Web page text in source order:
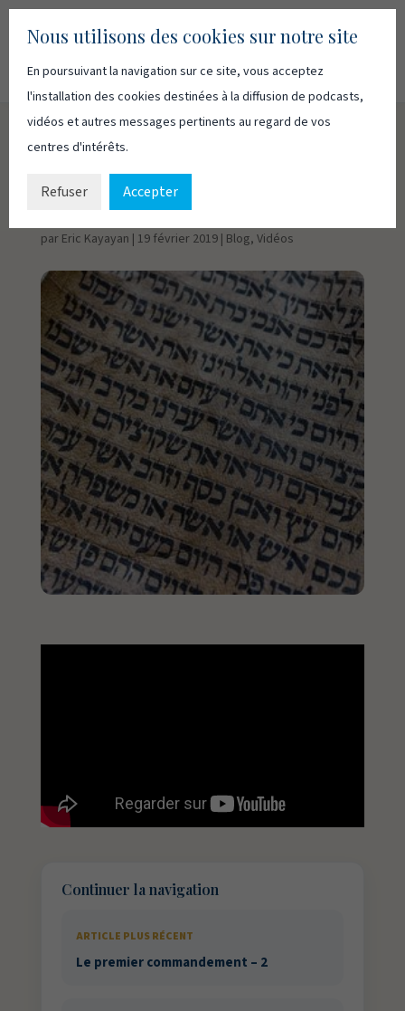
Le premier
commandement – 1
par Eric Kayayan | 19 février 2019| Blog, Vidéos
Continuer la navigation
ARTICLE PLUS RÉCENT
Le premier commandement – 2
Nous utilisons des cookies sur notre site
En poursuivant la navigation sur ce site, vous acceptez
l'installation des cookies destinées à la diffusion de podcasts,
vidéos et autres messages pertinents au regard de vos
centres d'intérêts.
Refuser Accepter